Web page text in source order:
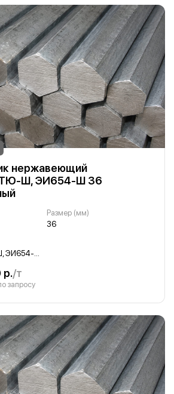
нержавеющий
Ш, ЭИ654-Ш 36
Размер (мм)
36
15Х18Н12С4ТЮ-Ш, ЭИ654-Ш
р./т
запросу